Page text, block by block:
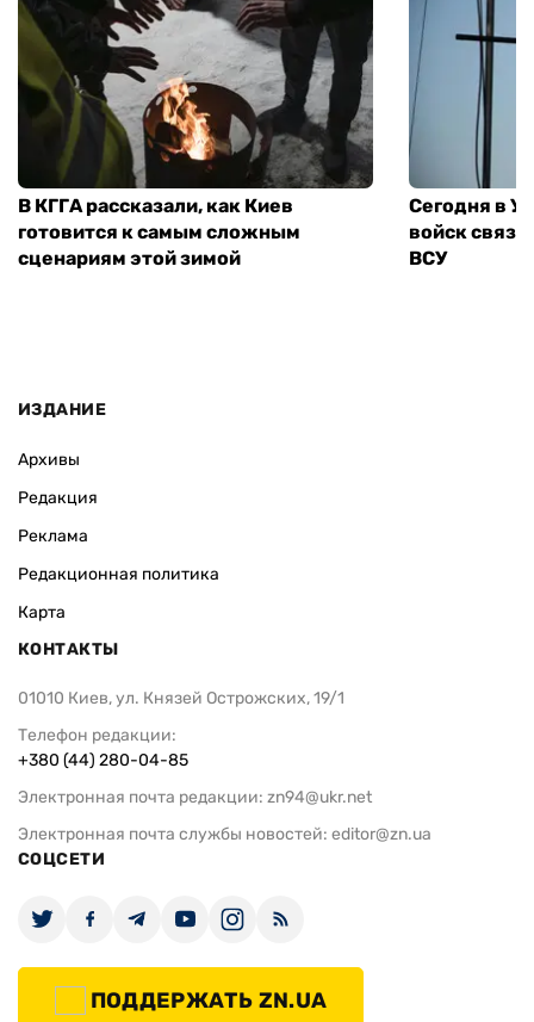
В КГГА рассказали, как Киев
готовится к самым сложным
сценариям этой зимой
Сегодня в
войск
ВСУ
ИЗДАНИЕ
Архивы
Редакция
Реклама
Редакционная политика
Карта
КОНТАКТЫ
01010 Киев, ул. Князей Острожских, 19/1
Телефон редакции:
+380 (44) 280-04-85
Электронная почта редакции: zn94@ukr.net
Электронная почта службы новостей: editor@zn.ua
СОЦСЕТИ
ПОДДЕРЖАТЬ ZN.UA